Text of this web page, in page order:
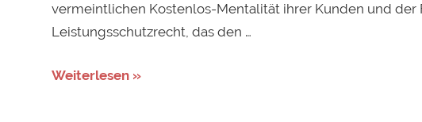
vermeintlichen Kostenlos-Mentalität ihrer Kunden und der
Leistungsschutzrecht, das den …
Weiterlesen »